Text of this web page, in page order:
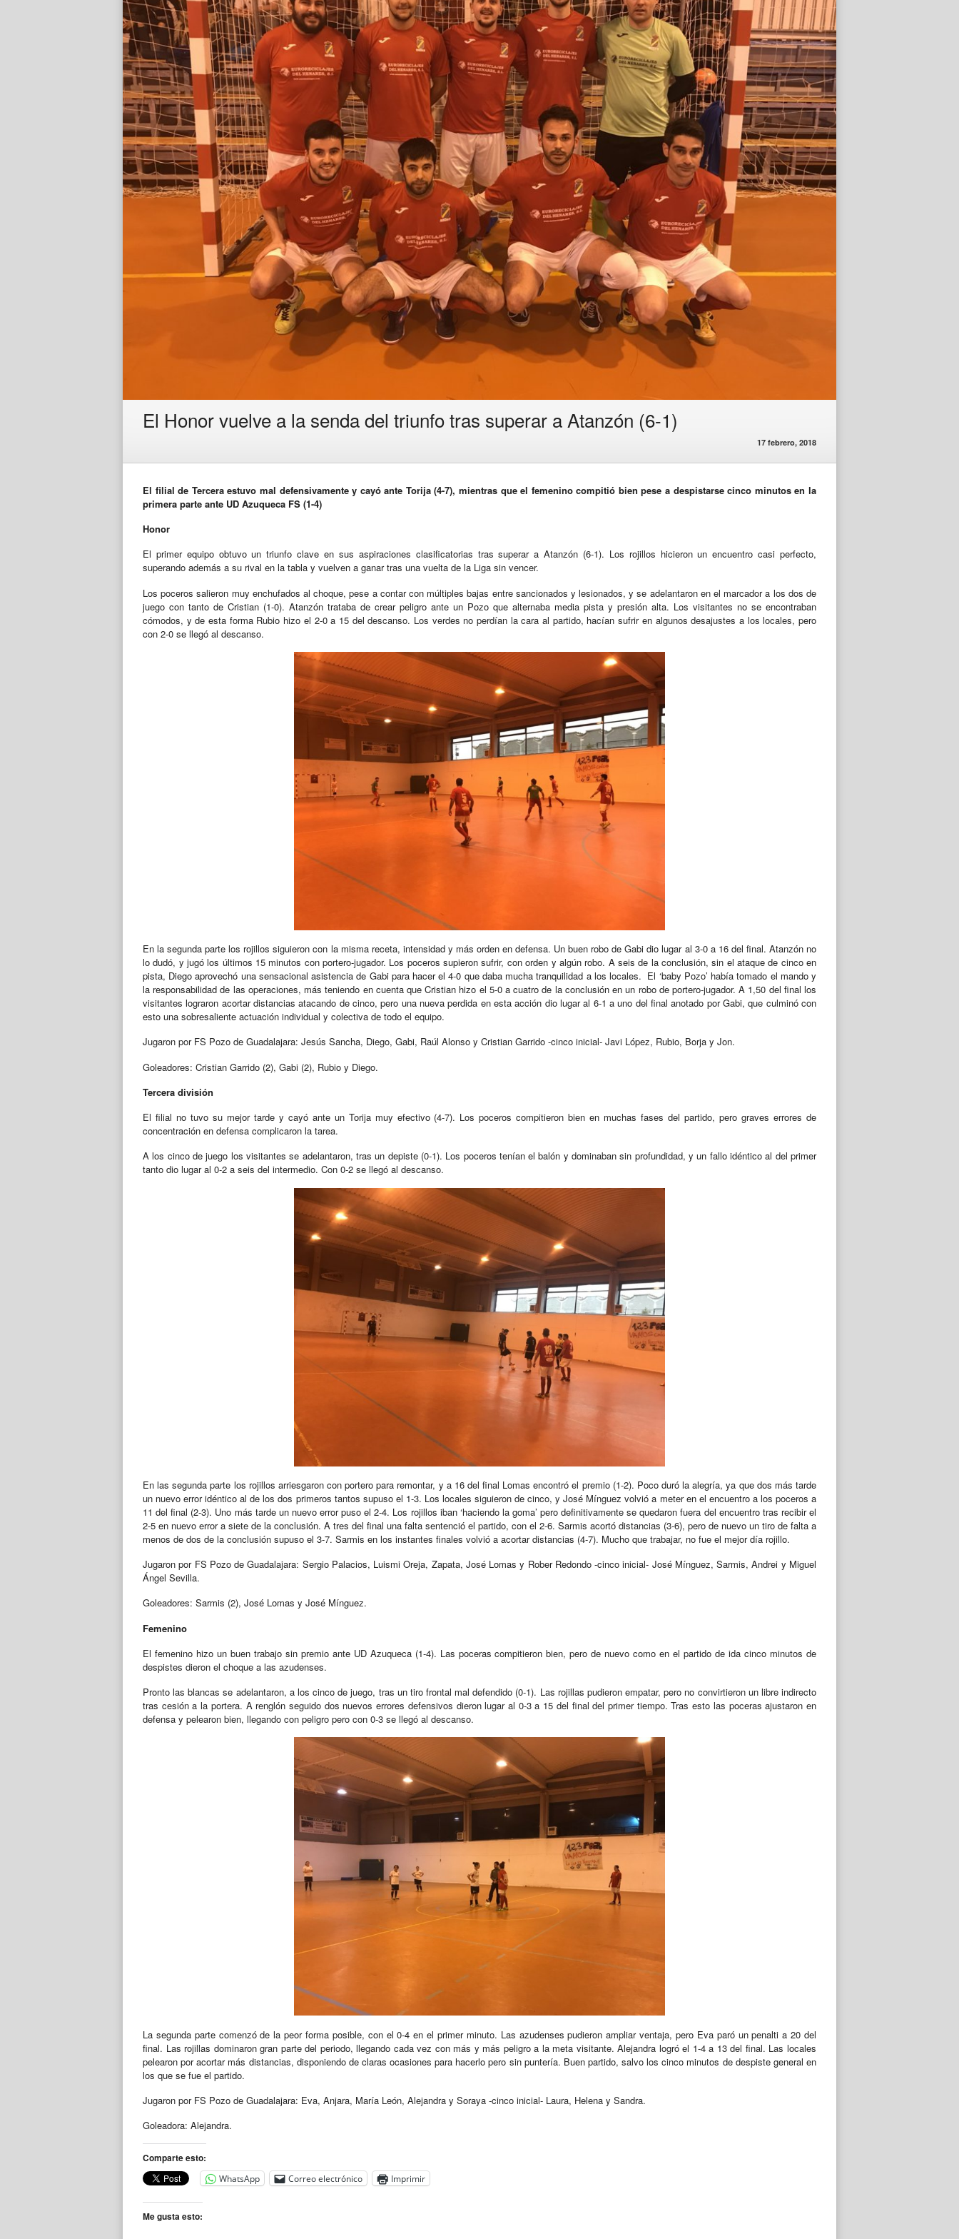
El Honor vuelve a la senda del triunfo tras superar a Atanzón (6-1)
17 febrero, 2018
El filial de Tercera estuvo mal defensivamente y cayó ante Torija (4-7), mientras que el femenino compitió bien pese a despistarse cinco minutos en la
primera parte ante UD Azuqueca FS (1-4)
Honor
El primer equipo obtuvo un triunfo clave en sus aspiraciones clasificatorias tras superar a Atanzón (6-1). Los rojillos hicieron un encuentro casi perfecto,
superando además a su rival en la tabla y vuelven a ganar tras una vuelta de la Liga sin vencer.
Los poceros salieron muy enchufados al choque, pese a contar con múltiples bajas entre sancionados y lesionados, y se adelantaron en el marcador a los dos de
juego con tanto de Cristian (1-0). Atanzón trataba de crear peligro ante un Pozo que alternaba media pista y presión alta. Los visitantes no se encontraban
cómodos, y de esta forma Rubio hizo el 2-0 a 15 del descanso. Los verdes no perdían la cara al partido, hacían sufrir en algunos desajustes a los locales, pero
con 2-0 se llegó al descanso.
En la segunda parte los rojillos siguieron con la misma receta, intensidad y más orden en defensa. Un buen robo de Gabi dio lugar al 3-0 a 16 del final. Atanzón no
lo dudó, y jugó los últimos 15 minutos con portero-jugador. Los poceros supieron sufrir, con orden y algún robo. A seis de la conclusión, sin el ataque de cinco en
pista, Diego aprovechó una sensacional asistencia de Gabi para hacer el 4-0 que daba mucha tranquilidad a los locales. El ‘baby Pozo’ había tomado el mando y
la responsabilidad de las operaciones, más teniendo en cuenta que Cristian hizo el 5-0 a cuatro de la conclusión en un robo de portero-jugador. A 1,50 del final los
visitantes lograron acortar distancias atacando de cinco, pero una nueva perdida en esta acción dio lugar al 6-1 a uno del final anotado por Gabi, que culminó con
esto una sobresaliente actuación individual y colectiva de todo el equipo.
Jugaron por FS Pozo de Guadalajara: Jesús Sancha, Diego, Gabi, Raúl Alonso y Cristian Garrido -cinco inicial- Javi López, Rubio, Borja y Jon.
Goleadores: Cristian Garrido (2), Gabi (2), Rubio y Diego.
Tercera división
El filial no tuvo su mejor tarde y cayó ante un Torija muy efectivo (4-7). Los poceros compitieron bien en muchas fases del partido, pero graves errores de
concentración en defensa complicaron la tarea.
A los cinco de juego los visitantes se adelantaron, tras un depiste (0-1). Los poceros tenían el balón y dominaban sin profundidad, y un fallo idéntico al del primer
tanto dio lugar al 0-2 a seis del intermedio. Con 0-2 se llegó al descanso.
En las segunda parte los rojillos arriesgaron con portero para remontar, y a 16 del final Lomas encontró el premio (1-2). Poco duró la alegría, ya que dos más tarde
un nuevo error idéntico al de los dos primeros tantos supuso el 1-3. Los locales siguieron de cinco, y José Mínguez volvió a meter en el encuentro a los poceros a
11 del final (2-3). Uno más tarde un nuevo error puso el 2-4. Los rojillos iban ‘haciendo la goma’ pero definitivamente se quedaron fuera del encuentro tras recibir el
2-5 en nuevo error a siete de la conclusión. A tres del final una falta sentenció el partido, con el 2-6. Sarmis acortó distancias (3-6), pero de nuevo un tiro de falta a
menos de dos de la conclusión supuso el 3-7. Sarmis en los instantes finales volvió a acortar distancias (4-7). Mucho que trabajar, no fue el mejor día rojillo.
Jugaron por FS Pozo de Guadalajara: Sergio Palacios, Luismi Oreja, Zapata, José Lomas y Rober Redondo -cinco inicial- José Mínguez, Sarmis, Andrei y Miguel
Ángel Sevilla.
Goleadores: Sarmis (2), José Lomas y José Mínguez.
Femenino
El femenino hizo un buen trabajo sin premio ante UD Azuqueca (1-4). Las poceras compitieron bien, pero de nuevo como en el partido de ida cinco minutos de
despistes dieron el choque a las azudenses.
Pronto las blancas se adelantaron, a los cinco de juego, tras un tiro frontal mal defendido (0-1). Las rojillas pudieron empatar, pero no convirtieron un libre indirecto
tras cesión a la portera. A renglón seguido dos nuevos errores defensivos dieron lugar al 0-3 a 15 del final del primer tiempo. Tras esto las poceras ajustaron en
defensa y pelearon bien, llegando con peligro pero con 0-3 se llegó al descanso.
La segunda parte comenzó de la peor forma posible, con el 0-4 en el primer minuto. Las azudenses pudieron ampliar ventaja, pero Eva paró un penalti a 20 del
final. Las rojillas dominaron gran parte del periodo, llegando cada vez con más y más peligro a la meta visitante. Alejandra logró el 1-4 a 13 del final. Las locales
pelearon por acortar más distancias, disponiendo de claras ocasiones para hacerlo pero sin puntería. Buen partido, salvo los cinco minutos de despiste general en
los que se fue el partido.
Jugaron por FS Pozo de Guadalajara: Eva, Anjara, María León, Alejandra y Soraya -cinco inicial- Laura, Helena y Sandra.
Goleadora: Alejandra.
Comparte esto:
WhatsApp Correo electrónico Imprimir
Me gusta esto: